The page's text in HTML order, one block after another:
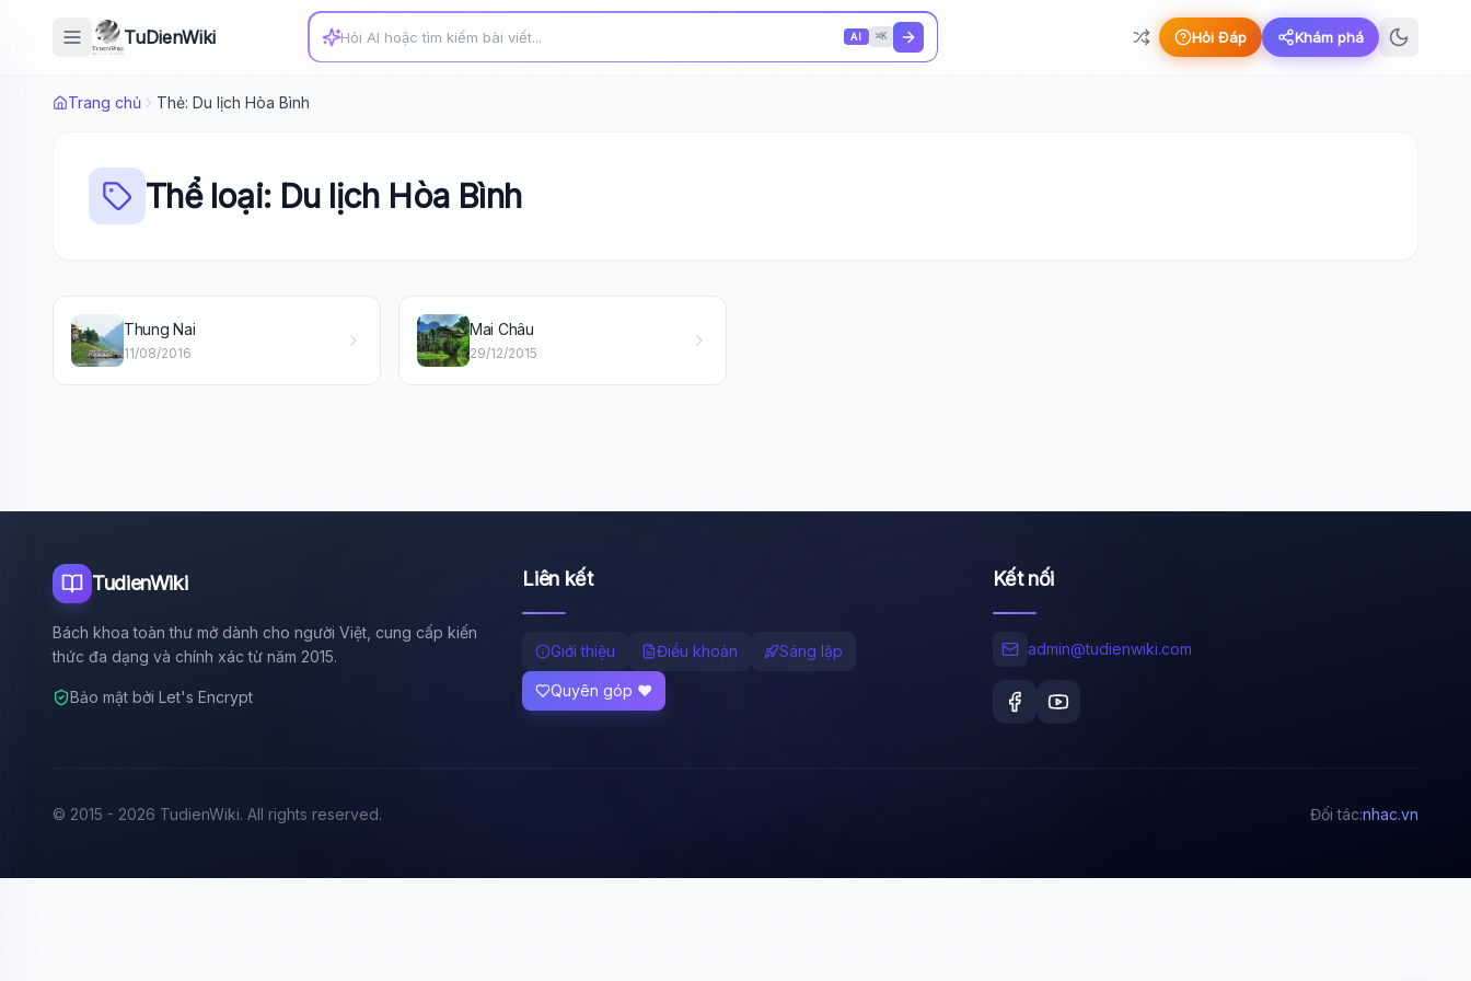
TuDienWiki AI ⌘K Hỏi Đáp Khám phá
Trang chủ Thẻ: Du lịch Hòa Bình
Thể loại: Du lịch Hòa Bình
Thung Nai
11/08/2016
Mai Châu
29/12/2015
TudienWiki
Bách khoa toàn thư mở dành cho người Việt, cung cấp kiến
thức đa dạng và chính xác từ năm 2015.
Bảo mật bởi Let's Encrypt
Liên kết
Giới thiệu Điều khoản Sáng lập
Quyên góp ❤️
Kết nối
admin@tudienwiki.com
© 2015 - 2026 TudienWiki. All rights reserved. Đối tác:nhac.vn
Tôi là trợ lý AI của TuDienWiki. Hãy hỏi tôi bất kỳ
điều gì về các bài viết trên Wiki!